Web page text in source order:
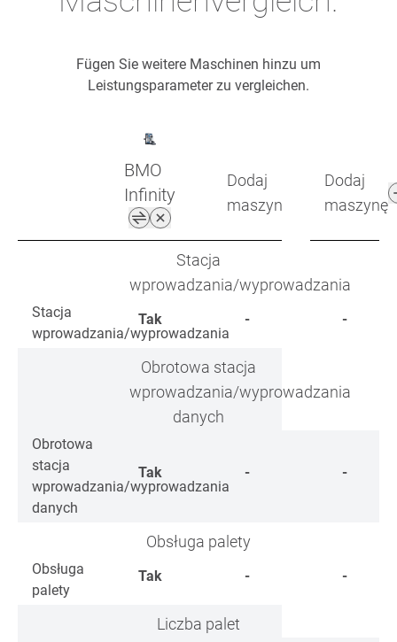
Fügen Sie weitere Maschinen hinzu um
Leistungsparameter zu vergleichen.
BMO
Infinity
Dodaj
maszynę
Dodaj
maszynę
Stacja
wprowadzania/wyprowadzania
Stacja
wprowadzania/wyprowadzania
Tak - -
Obrotowa stacja
wprowadzania/wyprowadzania
danych
Obrotowa
stacja
wprowadzania/wyprowadzania
danych
Tak - -
Obsługa palety
Obsługa
palety
Tak - -
Liczba palet